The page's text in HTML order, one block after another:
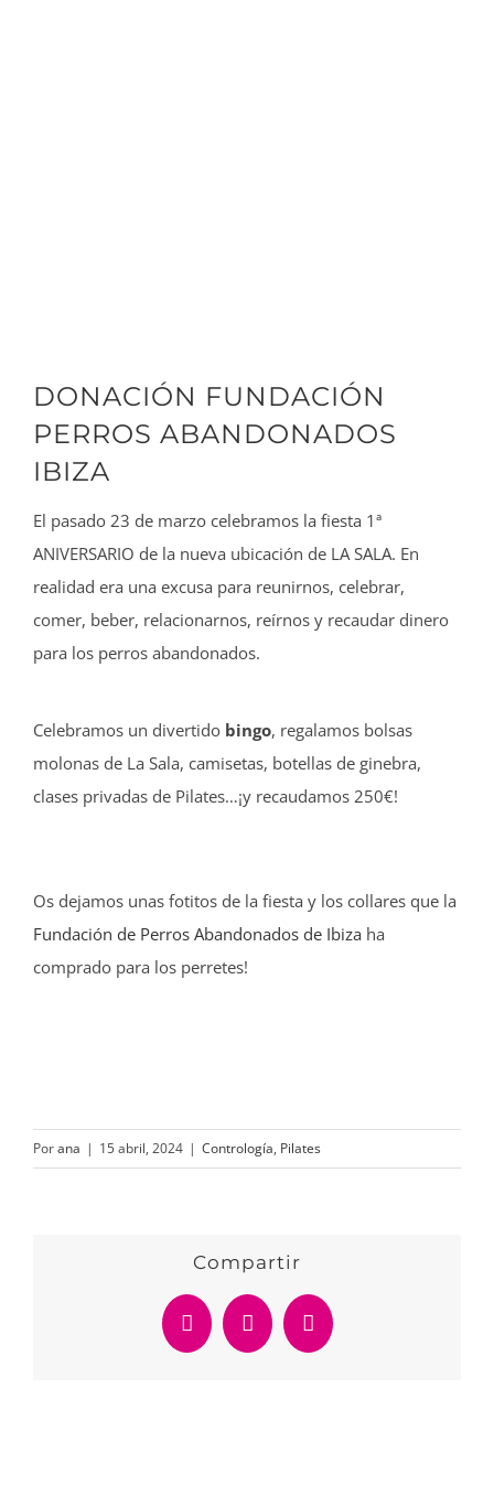
imagen
más
grande
DONACIÓN FUNDACIÓN
PERROS ABANDONADOS
IBIZA
El pasado 23 de marzo celebramos la fiesta 1ª
ANIVERSARIO de la nueva ubicación de LA SALA. En
realidad era una excusa para reunirnos, celebrar,
comer, beber, relacionarnos, reírnos y recaudar dinero
para los perros abandonados.
Celebramos un divertido bingo, regalamos bolsas
molonas de La Sala, camisetas, botellas de ginebra,
clases privadas de Pilates…¡y recaudamos 250€!
Os dejamos unas fotitos de la fiesta y los collares que la
Fundación de Perros Abandonados de Ibiza ha
comprado para los perretes!
Porana | 15 abril, 2024 | Contrología, Pilates
Compartir
FacebookWhatsApp
Correo
electrónico